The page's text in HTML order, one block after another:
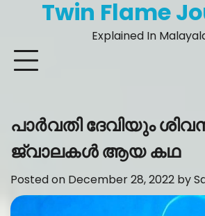
Twin Flame
Explained In
പാർവതി ദേവിയും
ജ്വാലകൾ ആയ കഥ
Posted on December 28, 2022 by